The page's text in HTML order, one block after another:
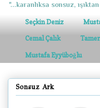
"...karanlıksa sonsuz,
Seçkin Deniz
Cemal Çalık
Mustafa Eyyüboğlu
Sonsuz Ark